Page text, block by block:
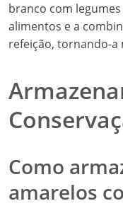
branco com
alimentos e a
refeição, tornando-a
Como
amarelos